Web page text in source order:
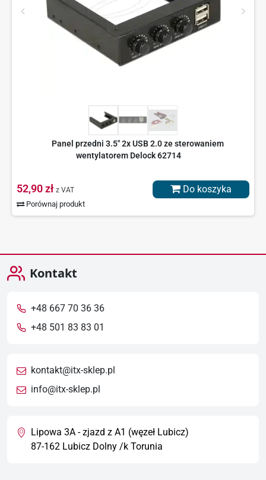
Panel przedni 3.5" 2x USB 2.0 ze sterowaniem
wentylatorem Delock 62714
52,90 zł z VAT
Porównaj produkt
Do koszyka
Kontakt
+48 667 70 36 36
+48 501 83 83 01
kontakt@itx-sklep.pl
info@itx-sklep.pl
Lipowa 3A - zjazd z A1 (węzeł Lubicz)
87-162 Lubicz Dolny /k Torunia